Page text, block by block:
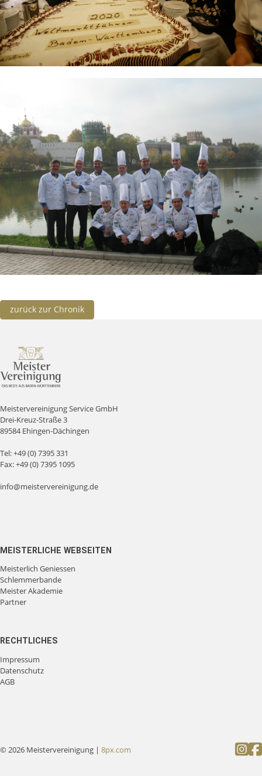
zurück zur Chronik
Meistervereinigung Service GmbH
Drei-Kreuz-Straße 3
89584 Ehingen-Dächingen
Tel:+49 (0) 7395 331
Fax: +49 (0) 7395 1095
info@meistervereinigung.de
MEISTERLICHE WEBSEITEN
Meisterlich Geniessen
Schlemmerbande
Meister Akademie
Partner
RECHTLICHES
Impressum
Datenschutz
AGB
© 2026 Meistervereinigung | 8px.com